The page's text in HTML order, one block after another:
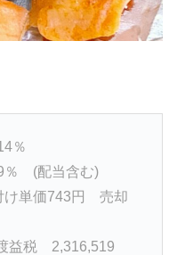
％
(配当含む)
単価743円 売却
益税 2,316,519